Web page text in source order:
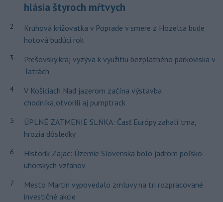
hlásia štyroch mŕtvych
2
Kruhová križovatka v Poprade v smere z Hozelca bude
hotová budúci rok
3
Prešovský kraj vyzýva k využitiu bezplatného parkoviska v
Tatrách
4
V Košiciach Nad jazerom začína výstavba
chodníka,otvorili aj pumptrack
5
ÚPLNÉ ZATMENIE SLNKA: Časť Európy zahalí tma,
hrozia dôsledky
6
Historik Zajac: Územie Slovenska bolo jadrom poľsko-
uhorských vzťahov
7
Mesto Martin vypovedalo zmluvy na tri rozpracované
investičné akcie